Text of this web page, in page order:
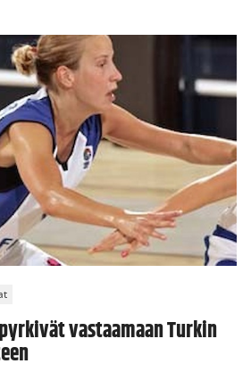
vastaamaan Turkin